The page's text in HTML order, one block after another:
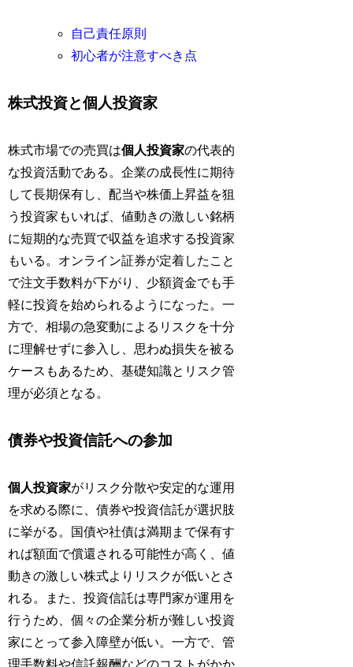
自己責任原則
初心者が注意すべき点
株式投資と個人投資家
株式市場での売買は個人投資家の代表的
な投資活動である。企業の成長性に期待
して長期保有し、配当や株価上昇益を狙
う投資家もいれば、値動きの激しい銘柄
に短期的な売買で収益を追求する投資家
もいる。オンライン証券が定着したこと
で注文手数料が下がり、少額資金でも手
軽に投資を始められるようになった。一
方で、相場の急変動によるリスクを十分
に理解せずに参入し、思わぬ損失を被る
ケースもあるため、基礎知識とリスク管
理が必須となる。
債券や投資信託への参加
個人投資家がリスク分散や安定的な運用
を求める際に、債券や投資信託が選択肢
に挙がる。国債や社債は満期まで保有す
れば額面で償還される可能性が高く、値
動きの激しい株式よりリスクが低いとさ
れる。また、投資信託は専門家が運用を
行うため、個々の企業分析が難しい投資
家にとって参入障壁が低い。一方で、管